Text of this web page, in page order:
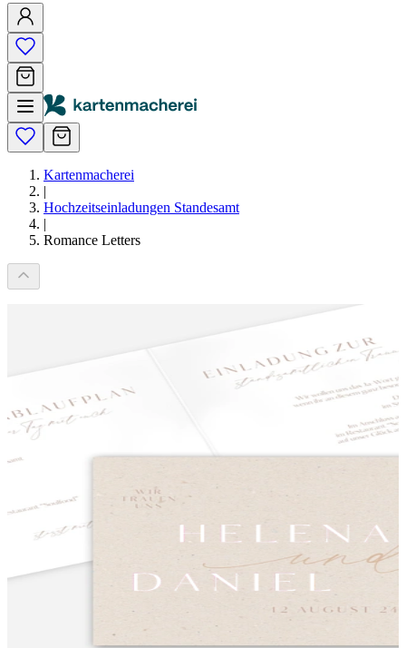
Kartenmacherei
|
Hochzeitseinladungen Standesamt
|
Romance Letters